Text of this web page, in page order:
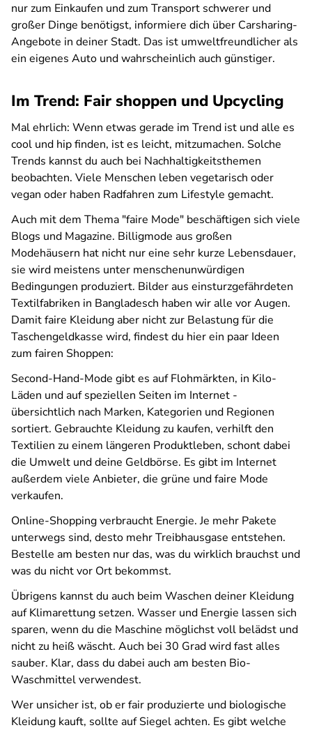
nur zum Einkaufen und zum Transport schwerer und
großer Dinge benötigst, informiere dich über Carsharing-
Angebote in deiner Stadt. Das ist umweltfreundlicher als
ein eigenes Auto und wahrscheinlich auch günstiger.
Im Trend: Fair shoppen und Upcycling
Mal ehrlich: Wenn etwas gerade im Trend ist und alle es
cool und hip finden, ist es leicht, mitzumachen. Solche
Trends kannst du auch bei Nachhaltigkeitsthemen
beobachten. Viele Menschen leben vegetarisch oder
vegan oder haben Radfahren zum Lifestyle gemacht.
Auch mit dem Thema "faire Mode" beschäftigen sich viele
Blogs und Magazine. Billigmode aus großen
Modehäusern hat nicht nur eine sehr kurze Lebensdauer,
sie wird meistens unter menschenunwürdigen
Bedingungen produziert. Bilder aus einsturzgefährdeten
Textilfabriken in Bangladesch haben wir alle vor Augen.
Damit faire Kleidung aber nicht zur Belastung für die
Taschengeldkasse wird, findest du hier ein paar Ideen
zum fairen Shoppen:
Second-Hand-Mode gibt es auf Flohmärkten, in Kilo-
Läden und auf speziellen Seiten im Internet -
übersichtlich nach Marken, Kategorien und Regionen
sortiert. Gebrauchte Kleidung zu kaufen, verhilft den
Textilien zu einem längeren Produktleben, schont dabei
die Umwelt und deine Geldbörse. Es gibt im Internet
außerdem viele Anbieter, die grüne und faire Mode
verkaufen.
Online-Shopping verbraucht Energie. Je mehr Pakete
unterwegs sind, desto mehr Treibhausgase entstehen.
Bestelle am besten nur das, was du wirklich brauchst und
was du nicht vor Ort bekommst.
Übrigens kannst du auch beim Waschen deiner Kleidung
auf Klimarettung setzen. Wasser und Energie lassen sich
sparen, wenn du die Maschine möglichst voll belädst und
nicht zu heiß wäscht. Auch bei 30 Grad wird fast alles
sauber. Klar, dass du dabei auch am besten Bio-
Waschmittel verwendest.
Wer unsicher ist, ob er fair produzierte und biologische
Kleidung kauft, sollte auf Siegel achten. Es gibt welche